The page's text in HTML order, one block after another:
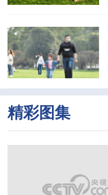
精彩图集